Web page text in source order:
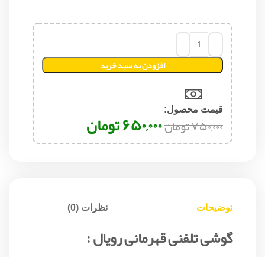
افزودن به سبد خرید
قیمت محصول:​
۷۵۰,۰۰۰تومان۶۵۰,۰۰۰تومان
توضیحات نظرات (0)
گوشی تلفنی قهرمانی رویال :